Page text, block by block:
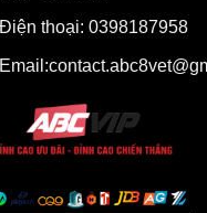
Điện thoại: 0398187958
Email: